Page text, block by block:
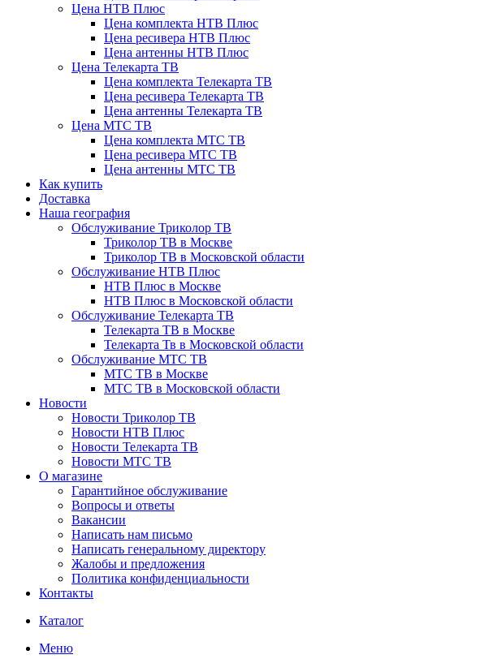
Цена НТВ Плюс
Цена комплекта НТВ Плюс
Цена ресивера НТВ Плюс
Цена антенны НТВ Плюс
Цена Телекарта ТВ
Цена комплекта Телекарта ТВ
Цена ресивера Телекарта ТВ
Цена антенны Телекарта ТВ
Цена МТС ТВ
Цена комплекта МТС ТВ
Цена ресивера МТС ТВ
Цена антенны МТС ТВ
Как купить
Доставка
Наша география
Обслуживание Триколор ТВ
Триколор ТВ в Москве
Триколор ТВ в Московской области
Обслуживание НТВ Плюс
НТВ Плюс в Москве
НТВ Плюс в Московской области
Обслуживание Телекарта ТВ
Телекарта ТВ в Москве
Телекарта Тв в Московской области
Обслуживание МТС ТВ
МТС ТВ в Москве
МТС ТВ в Московской области
Новости
Новости Триколор ТВ
Новости НТВ Плюс
Новости Телекарта ТВ
Новости МТС ТВ
О магазине
Гарантийное обслуживание
Вопросы и ответы
Вакансии
Написать нам письмо
Написать генеральному директору
Жалобы и предложения
Политика конфиденциальности
Контакты
Каталог
Меню